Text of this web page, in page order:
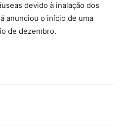
devido à inalação dos
anunciou o início de uma
de dezembro.